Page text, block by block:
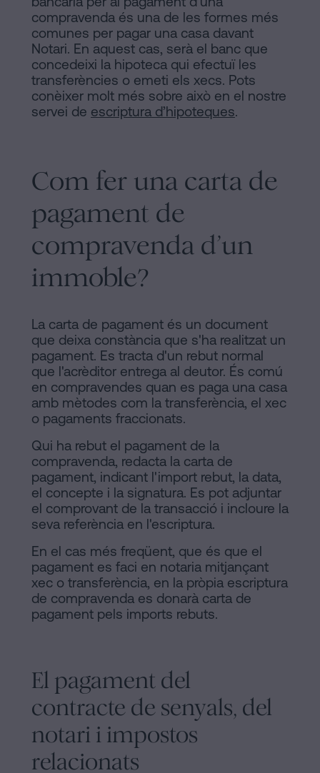
compravenda és una de les formes més
comunes per pagar una casa davant
Notari. En aquest cas, serà el banc que
concedeixi la hipoteca qui efectuï les
transferències o emeti els xecs. Pots
conèixer molt més sobre això en el nostre
servei de escriptura d’hipoteques.
Com fer una carta de
pagament de
compravenda d’un
immoble?
La carta de pagament és un document
que deixa constància que s'ha realitzat un
pagament. Es tracta d'un rebut normal
que l'acrèditor entrega al deutor. És comú
en compravendes quan es paga una casa
amb mètodes com la transferència, el xec
o pagaments fraccionats.
Qui ha rebut el pagament de la
compravenda, redacta la carta de
pagament, indicant l'import rebut, la data,
el concepte i la signatura. Es pot adjuntar
el comprovant de la transacció i incloure la
seva referència en l'escriptura.
En el cas més freqüent, que és que el
pagament es faci en notaria mitjançant
xec o transferència, en la pròpia escriptura
de compravenda es donarà carta de
pagament pels imports rebuts.
El pagament del
contracte de senyals, del
notari i impostos
relacionats